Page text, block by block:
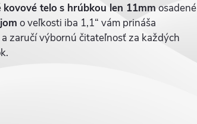
kovové telo s hrúbkou len 11mm osadené
o veľkosti iba 1,1“ vám prináša
zaručí výbornú čitateľnosť za každých